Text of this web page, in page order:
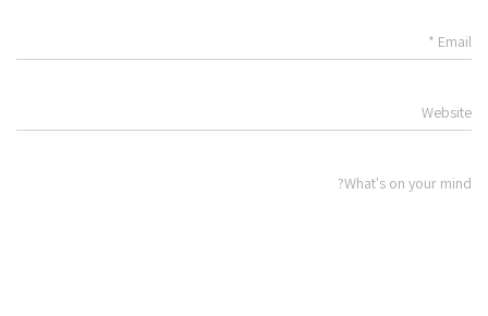
Email
*
Website
What's on your mind?